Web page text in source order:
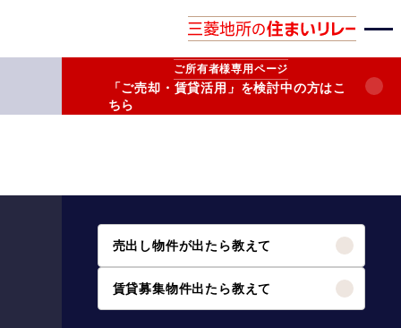
ご所有者様専用ページ
「ご売却・賃貸活用」を検討中の方はこ
ちら
売出し物件が出たら教えて
賃貸募集物件出たら教えて